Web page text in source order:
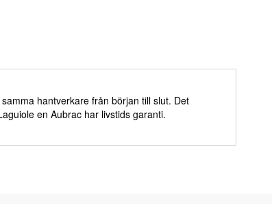
hantverkare från början till slut. Det
en Aubrac har livstids garanti.